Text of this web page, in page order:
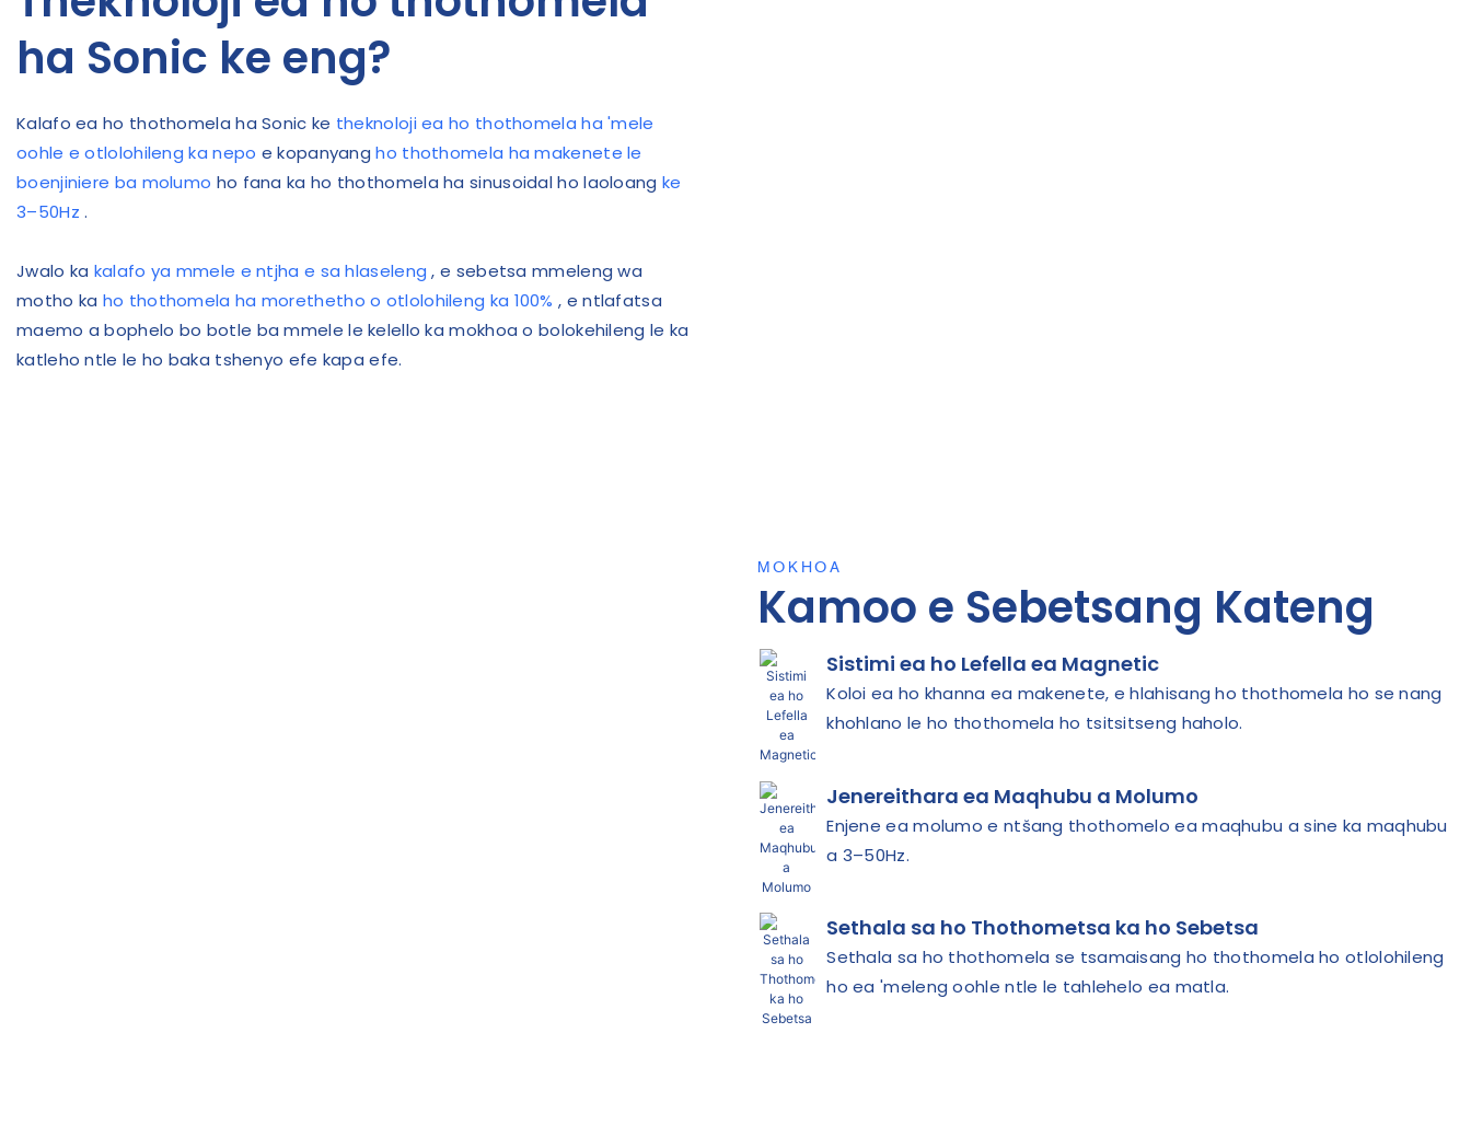
ha Sonic ke eng?
Kalafo ea ho thothomela ha Sonic ke theknoloji ea ho thothomela ha 'mele
oohle e otlolohileng ka nepo e kopanyangho thothomela ha makenete le
boenjiniere ba molumo ho fana ka ho thothomela ha sinusoidal ho laoloang ke
3–50Hz .
Jwalo ka kalafo ya mmele e ntjha e sa hlaseleng , e sebetsa mmeleng wa
motho ka ho thothomela ha morethetho o otlolohileng ka 100% , e ntlafatsa
maemo a bophelo bo botle ba mmele le kelello ka mokhoa o bolokehileng le ka
katleho ntle le ho baka tshenyo efe kapa efe.
MOKHOA
Kamoo e Sebetsang Kateng
Sistimi ea ho Lefella ea Magnetic
Koloi ea ho khanna ea makenete, e hlahisang ho thothomela ho se nang
khohlano le ho thothomela ho tsitsitseng haholo.
Jenereithara ea Maqhubu a Molumo
Enjene ea molumo e ntšang thothomelo ea maqhubu a sine ka maqhubu
a 3–50Hz.
Sethala sa ho Thothometsa ka ho Sebetsa
Sethala sa ho thothomela se tsamaisang ho thothomela ho otlolohileng
ho ea 'meleng oohle ntle le tahlehelo ea matla.